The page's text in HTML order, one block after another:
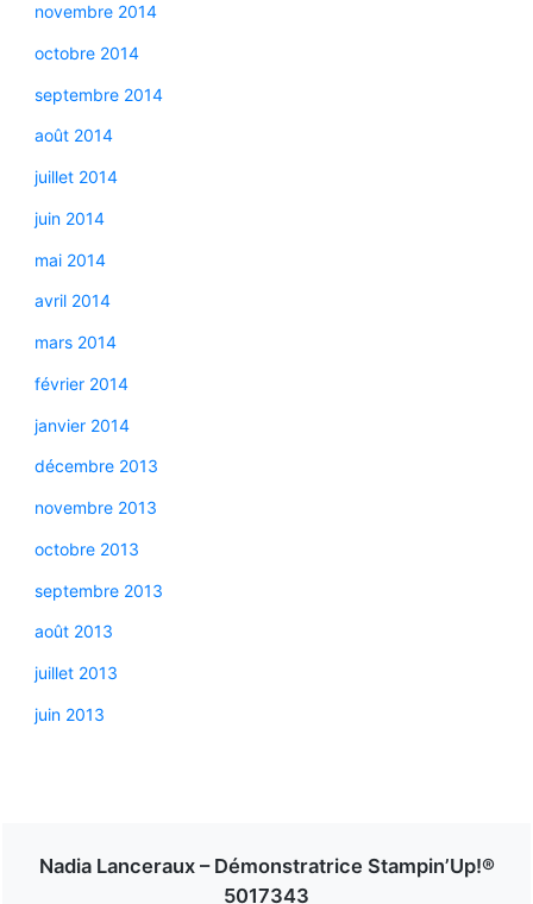
novembre 2014
octobre 2014
septembre 2014
août 2014
juillet 2014
juin 2014
mai 2014
avril 2014
mars 2014
février 2014
janvier 2014
décembre 2013
novembre 2013
octobre 2013
septembre 2013
août 2013
juillet 2013
juin 2013
Nadia Lanceraux – Démonstratrice Stampin’Up!®
5017343